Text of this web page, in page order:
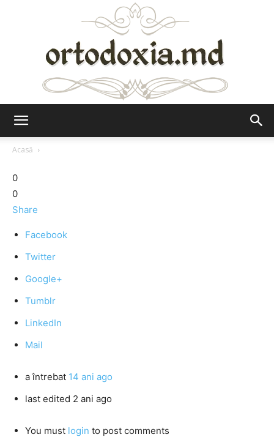
Acasă
0
0
Share
Facebook
Twitter
Google+
Tumblr
LinkedIn
Mail
a întrebat 14 ani ago
last edited 2 ani ago
You must login to post comments